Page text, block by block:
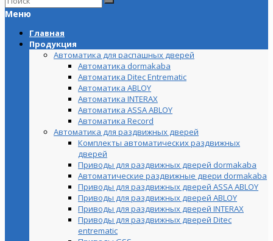
Меню
Главная
Продукция
Автоматика для распашных дверей
Автоматика dormakaba
Автоматика Ditec Entrematic
Автоматика ABLOY
Автоматика INTERAX
Автоматика ASSA ABLOY
Автоматика Record
Автоматика для раздвижных дверей
Комплекты автоматических раздвижных
дверей
Приводы для раздвижных дверей dormakaba
Автоматические раздвижные двери dormakaba
Приводы для раздвижных дверей ASSA ABLOY
Приводы для раздвижных дверей ABLOY
Приводы для раздвижных дверей INTERAX
Приводы для раздвижных дверей Ditec
entrematic